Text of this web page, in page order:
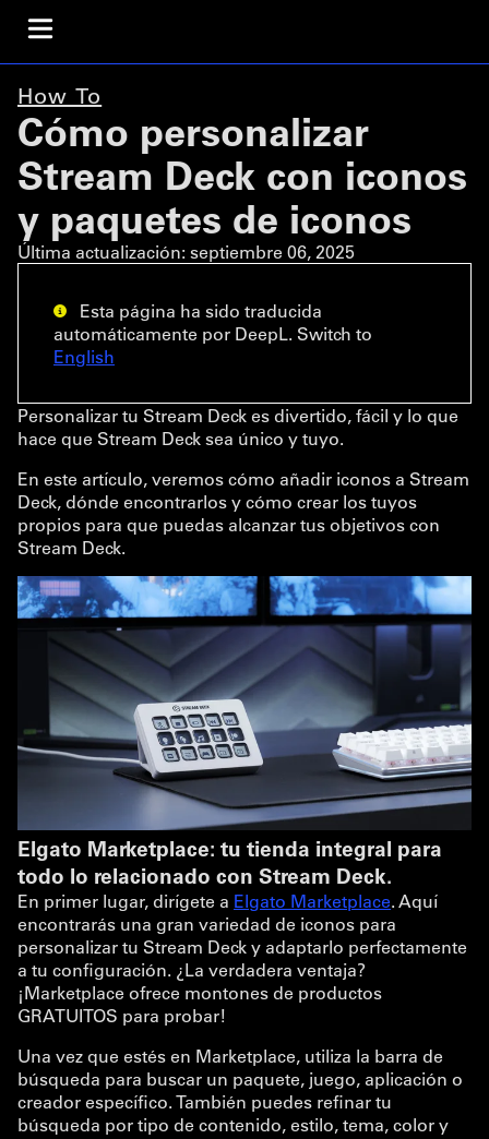
How To
Cómo personalizar
Stream Deck con iconos
y paquetes de iconos
Última actualización:septiembre 06, 2025
Esta página ha sido traducida
automáticamente por DeepL. Switch to
English
Personalizar tu Stream Deck es divertido, fácil y lo que
hace que Stream Deck sea único y tuyo.
En este artículo, veremos cómo añadir iconos a Stream
Deck, dónde encontrarlos y cómo crear los tuyos
propios para que puedas alcanzar tus objetivos con
Stream Deck.
Elgato Marketplace: tu tienda integral para
todo lo relacionado con Stream Deck.
En primer lugar, dirígete a Elgato Marketplace. Aquí
encontrarás una gran variedad de iconos para
personalizar tu Stream Deck y adaptarlo perfectamente
a tu configuración. ¿La verdadera ventaja?
¡Marketplace ofrece montones de productos
GRATUITOS para probar!
Una vez que estés en Marketplace, utiliza la barra de
búsqueda para buscar un paquete, juego, aplicación o
creador específico. También puedes refinar tu
búsqueda por tipo de contenido, estilo, tema, color y